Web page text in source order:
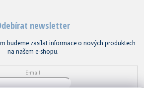
newsletter
budeme zasílat informace o nových produktech
na našem e-shopu.
E-mail